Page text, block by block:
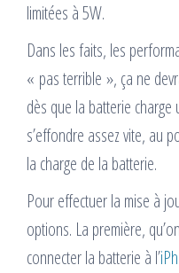
limitées à 5W.
Dans les faits, les
« pas terrible », ça ne
dès que la batterie charge
s’effondre assez vite, au
la charge de la batterie.
Pour effectuer la mise à
options. La première,
connecter la batterie à l’